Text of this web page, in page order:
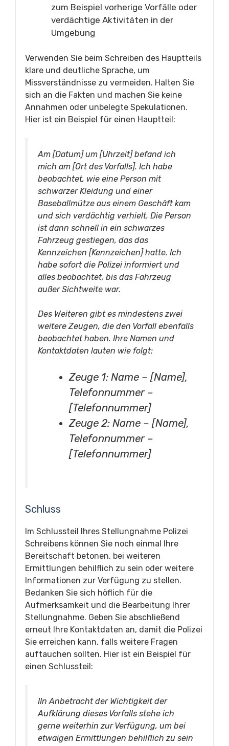
zum Beispiel vorherige Vorfälle oder
verdächtige Aktivitäten in der
Umgebung
Verwenden Sie beim Schreiben des Hauptteils
klare und deutliche Sprache, um
Missverständnisse zu vermeiden. Halten Sie
sich an die Fakten und machen Sie keine
Annahmen oder unbelegte Spekulationen.
Hier ist ein Beispiel für einen Hauptteil:
Am [Datum] um [Uhrzeit] befand ich
mich am [Ort des Vorfalls]. Ich habe
beobachtet, wie eine Person mit
schwarzer Kleidung und einer
Baseballmütze aus einem Geschäft kam
und sich verdächtig verhielt. Die Person
ist dann schnell in ein schwarzes
Fahrzeug gestiegen, das das
Kennzeichen [Kennzeichen] hatte. Ich
habe sofort die Polizei informiert und
alles beobachtet, bis das Fahrzeug
außer Sichtweite war.
Des Weiteren gibt es mindestens zwei
weitere Zeugen, die den Vorfall ebenfalls
beobachtet haben. Ihre Namen und
Kontaktdaten lauten wie folgt:
Zeuge 1: Name – [Name],
Telefonnummer –
[Telefonnummer]
Zeuge 2: Name – [Name],
Telefonnummer –
[Telefonnummer]
Schluss
Im Schlussteil Ihres Stellungnahme Polizei
Schreibens können Sie noch einmal Ihre
Bereitschaft betonen, bei weiteren
Ermittlungen behilflich zu sein oder weitere
Informationen zur Verfügung zu stellen.
Bedanken Sie sich höflich für die
Aufmerksamkeit und die Bearbeitung Ihrer
Stellungnahme. Geben Sie abschließend
erneut Ihre Kontaktdaten an, damit die Polizei
Sie erreichen kann, falls weitere Fragen
auftauchen sollten. Hier ist ein Beispiel für
einen Schlussteil:
IIn Anbetracht der Wichtigkeit der
Aufklärung dieses Vorfalls stehe ich
gerne weiterhin zur Verfügung, um bei
etwaigen Ermittlungen behilflich zu sein